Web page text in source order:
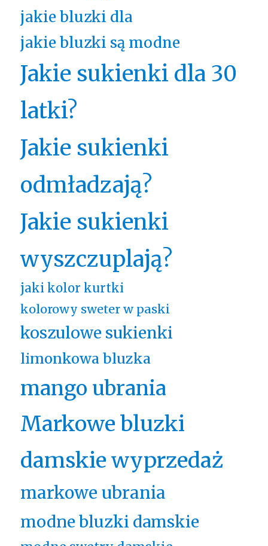
jakie bluzki dla
jakie bluzki są modne
Jakie sukienki dla 30
latki?
Jakie sukienki
odmładzają?
Jakie sukienki
wyszczuplają?
jaki kolor kurtki
kolorowy sweter w paski
koszulowe sukienki
limonkowa bluzka
mango ubrania
Markowe bluzki
damskie wyprzedaż
markowe ubrania
modne bluzki damskie